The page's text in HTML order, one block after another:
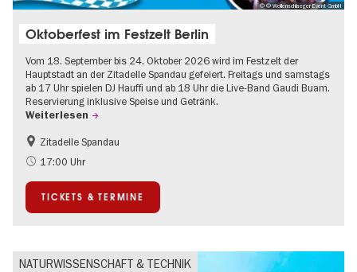
© © Wollenschlaeger Event GmbH
Oktoberfest im Festzelt Berlin
Vom 18. September bis 24. Oktober 2026 wird im Festzelt der
Hauptstadt an der Zitadelle Spandau gefeiert. Freitags und samstags
ab 17 Uhr spielen DJ Hauffi und ab 18 Uhr die Live-Band Gaudi Buam.
Reservierung inklusive Speise und Getränk.
Weiterlesen
Food
Going local Berlin
Zitadelle Spandau
17:00 Uhr
TICKETS & TERMINE
NATURWISSENSCHAFT & TECHNIK